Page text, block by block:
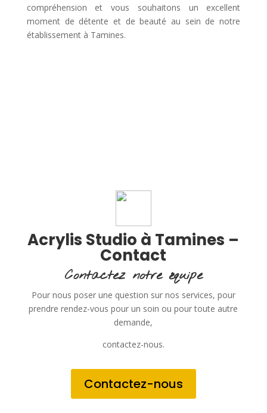
compréhension et vous souhaitons un excellent
moment de détente et de beauté au sein de notre
établissement à Tamines.
Acrylis Studio à Tamines –
Contact
Contactez notre équipe
Pour nous poser une question sur nos services, pour
prendre rendez-vous pour un soin ou pour toute autre
demande,
contactez-nous.
Contactez-nous